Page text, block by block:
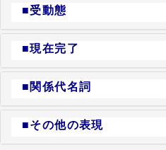
■受動態
■現在完了
■関係代名詞
■その他の表現